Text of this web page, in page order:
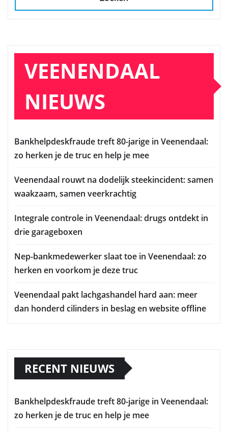
VEENENDAAL
NIEUWS
Bankhelpdeskfraude treft 80-jarige in Veenendaal:
zo herken je de truc en help je mee
Veenendaal rouwt na dodelijk steekincident: samen
waakzaam, samen veerkrachtig
Integrale controle in Veenendaal: drugs ontdekt in
drie garageboxen
Nep-bankmedewerker slaat toe in Veenendaal: zo
herken en voorkom je deze truc
Veenendaal pakt lachgashandel hard aan: meer
dan honderd cilinders in beslag en website offline
RECENT NIEUWS
Bankhelpdeskfraude treft 80-jarige in Veenendaal:
zo herken je de truc en help je mee